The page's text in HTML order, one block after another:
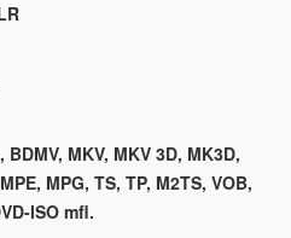
BDMV, MKV, MKV 3D, MK3D,
MPG, TS, TP, M2TS, VOB,
ISO mfl.